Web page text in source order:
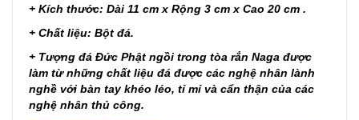
+ Kích thước: Dài 11 cm x Rộng 3 cm x Cao 20 cm .
+ Chất liệu: Bột đá.
+ Tượng đá Đức Phật ngồi trong tòa rắn Naga được
làm từ những chất liệu đá được các nghệ nhân lành
nghề với bàn tay khéo léo, tỉ mỉ và cẩn thận của các
nghệ nhân thủ công.